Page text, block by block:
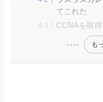
てこれた
CCNAを取
も